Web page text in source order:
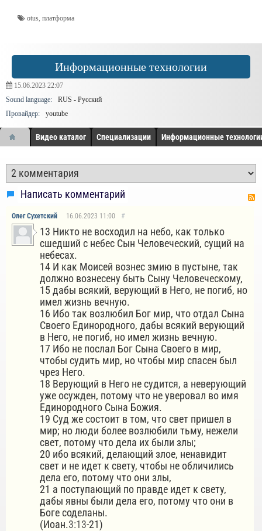
otus, платформа
Информационные технологии
15.06.2023 22:07
Sound language:
RUS - Русский
Провайдер:
youtube
Видео каталог Специализации Информационные
Написать комментарий
Олег Сухетский 16.06.2023 11:00 #
13 Никто не восходил на небо, как только
сшедший с небес Сын Человеческий, сущий на
небесах.
14 И как Моисей вознес змию в пустыне, так
должно вознесену быть Сыну Человеческому,
15 дабы всякий, верующий в Него, не погиб, но
имел жизнь вечную.
16 Ибо так возлюбил Бог мир, что отдал Сына
Своего Единородного, дабы всякий верующий
в Него, не погиб, но имел жизнь вечную.
17 Ибо не послал Бог Сына Своего в мир,
чтобы судить мир, но чтобы мир спасен был
чрез Него.
18 Верующий в Него не судится, а неверующий
уже осужден, потому что не уверовал во имя
Единородного Сына Божия.
19 Суд же состоит в том, что свет пришел в
мир; но люди более возлюбили тьму, нежели
свет, потому что дела их были злы;
20 ибо всякий, делающий злое, ненавидит
свет и не идет к свету, чтобы не обличились
дела его, потому что они злы,
21 а поступающий по правде идет к свету,
дабы явны были дела его, потому что они в
Боге соделаны.
(Иоан.3:13-21)